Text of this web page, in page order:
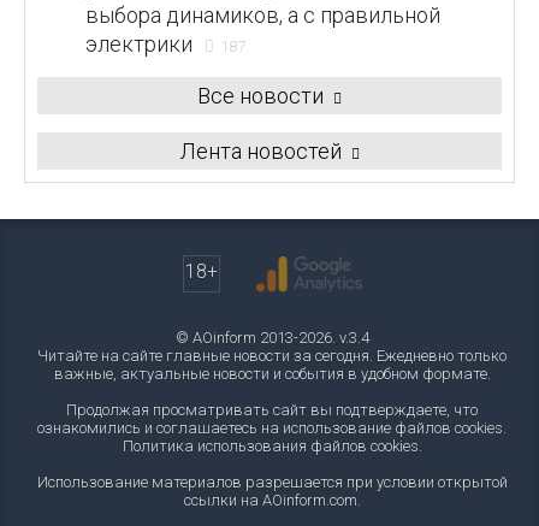
выбора динамиков, а с правильной
электрики
187
Все новости
Лента новостей
18+
© AOinform 2013-2026. v.3.4
Читайте на сайте главные новости за сегодня. Ежедневно только
важные, актуальные новости и события в удобном формате.
Продолжая просматривать сайт вы подтверждаете, что
ознакомились и соглашаетесь на использование файлов cookies.
Политика использования файлов cookies.
Использование материалов разрешается при условии открытой
ссылки на AOinform.com.